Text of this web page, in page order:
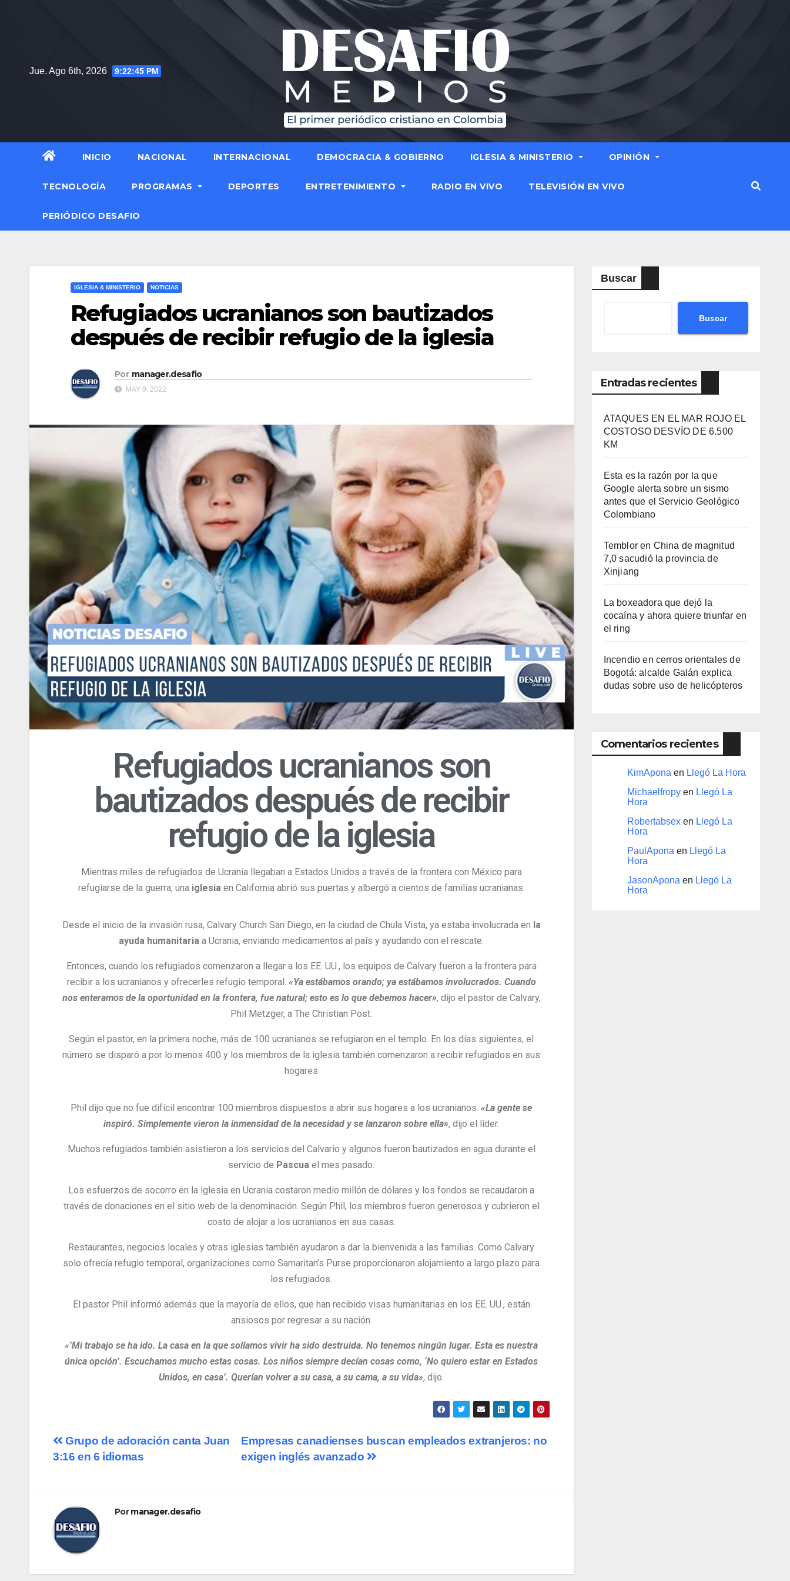
Jue. Ago 6th, 2026 9:22:46 PM
INICIO NACIONAL INTERNACIONAL DEMOCRACIA & GOBIERNO IGLESIA & MINISTERIO OPINIÓN
TECNOLOGÍA PROGRAMAS DEPORTES ENTRETENIMIENTO RADIO EN VIVO TELEVISIÓN EN VIVO
PERIÓDICO DESAFIO
IGLESIA & MINISTERIO NOTICIAS
Refugiados ucranianos son bautizados
después de recibir refugio de la iglesia
Por manager.desafio
MAY 9, 2022
Refugiados ucranianos son
bautizados después de recibir
refugio de la iglesia
Mientras miles de refugiados de Ucrania llegaban a Estados Unidos a través de la frontera con México para
refugiarse de la guerra, una iglesiaen California abrió sus puertas y albergó a cientos de familias ucranianas.
Desde el inicio de la invasión rusa, Calvary Church San Diego, en la ciudad de Chula Vista, ya estaba involucrada en la
ayuda humanitaria a Ucrania, enviando medicamentos al país y ayudando con el rescate.
Entonces, cuando los refugiados comenzaron a llegar a los EE. UU., los equipos de Calvary fueron a la frontera para
recibir a los ucranianos y ofrecerles refugio temporal. «Ya estábamos orando; ya estábamos involucrados. Cuando
nos enteramos de la oportunidad en la frontera, fue natural; esto es lo que debemos hacer», dijo el pastor de Calvary,
Phil Metzger, a The Christian Post.
Según el pastor, en la primera noche, más de 100 ucranianos se refugiaron en el templo. En los días siguientes, el
número se disparó a por lo menos 400 y los miembros de la iglesia también comenzaron a recibir refugiados en sus
hogares
Phil dijo que no fue difícil encontrar 100 miembros dispuestos a abrir sus hogares a los ucranianos.«La gente se
inspiró. Simplemente vieron la inmensidad de la necesidad y se lanzaron sobre ella», dijo el líder.
Muchos refugiados también asistieron a los servicios del Calvario y algunos fueron bautizados en agua durante el
servicio de Pascua el mes pasado.
Los esfuerzos de socorro en la iglesia en Ucrania costaron medio millón de dólares y los fondos se recaudaron a
través de donaciones en el sitio web de la denominación. Según Phil, los miembros fueron generosos y cubrieron el
costo de alojar a los ucranianos en sus casas.
Restaurantes, negocios locales y otras iglesias también ayudaron a dar la bienvenida a las familias. Como Calvary
solo ofrecía refugio temporal, organizaciones como Samaritan’s Purse proporcionaron alojamiento a largo plazo para
los refugiados.
El pastor Phil informó además que la mayoría de ellos, que han recibido visas humanitarias en los EE. UU., están
ansiosos por regresar a su nación.
«’Mi trabajo se ha ido. La casa en la que solíamos vivir ha sido destruida. No tenemos ningún lugar. Esta es nuestra
única opción’. Escuchamos mucho estas cosas. Los niños siempre decían cosas como, ‘No quiero estar en Estados
Unidos, en casa’. Querían volver a su casa, a su cama, a su vida», dijo.
Empresas canadienses buscan empleados extranjeros: no
exigen inglés avanzado
Grupo de adoración canta Juan
3:16 en 6 idiomas
Pormanager.desafio
Buscar
Buscar
Entradas recientes
ATAQUES EN EL MAR ROJO EL
COSTOSO DESVÍO DE 6.500
KM
Esta es la razón por la que
Google alerta sobre un sismo
antes que el Servicio Geológico
Colombiano
Temblor en China de magnitud
7,0 sacudió la provincia de
Xinjiang
La boxeadora que dejó la
cocaína y ahora quiere triunfar en
el ring​
Incendio en cerros orientales de
Bogotá: alcalde Galán explica
dudas sobre uso de helicópteros
Comentarios recientes
KimAponaen Llegó La Hora
Michaelfropyen Llegó La
Hora
Robertabsexen Llegó La
Hora
PaulAponaen Llegó La
Hora
JasonAponaen Llegó La
Hora